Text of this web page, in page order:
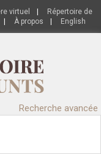
virtuel
Répertoire de
À propos English
Recherche avancée